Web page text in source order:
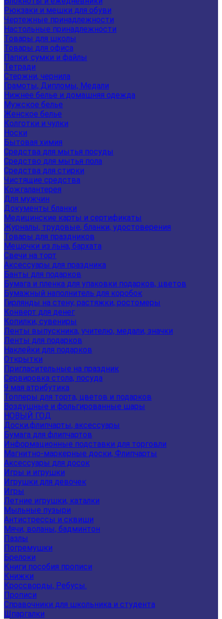
Рюкзаки и мешки для обуви
Чертежные принадлежности
Настольные принадлежности
Товары для школы
Товары для офиса
Папки, сумки и файлы
Тетради
Стержни, чернила
Грамоты, Дипломы, Медали
Нижнее белье и домашняя одежда
Мужское белье
Женское белье
Колготки и чулки
Носки
Бытовая химия
Средства для мытья посуды
Средство для мытья пола
Средства для стирки
Чистящие средства
Кожгалантерея
Для мужчин
Документы бланки
Медицинские карты и сертификаты
Журналы, трудовые, бланки, удостоверения
Товары для праздников
Мешочки из льна, бархата
Свечи на торт
Аксессуары для праздника
Банты для подарков
Бумага и пленка для упаковки подарков, цветов
Бумажный наполнитель для коробок
Гирлянды на стену, растяжки, ростомеры
Конверт для денег
Копилки, сувениры
Ленты выпускника, учителю, медали, значки
Ленты для подарков
Наклейки для подарков
Открытки
Пригласительные на праздник
Сервировка стола, посуда
9 мая атрибутика
Топперы для торта, цветов и подарков
Воздушные и фольгированные шары
НОВЫЙ ГОД
Доски,флипчарты, аксессуары
Бумага для флипчартов
Информационные подставки для торговли
Магнитно-маркерные доски, Флипчарты
Аксессуары для досок
Игры и игрушки
Игрушки для девочек
Игры
Летние игрушки, каталки
Мыльные пузыри
Антистрессы и сквиши
Мячи, воланы, бадминтон
Пазлы
Погремушки
Брелоки
Книги пособия прописи
Книжки
Кроссворды, Ребусы.
Прописи
Справочники для школьника и студента
Шпаргалки